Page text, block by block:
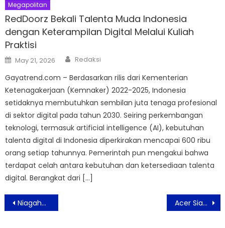
Megapolitan
RedDoorz Bekali Talenta Muda Indonesia
dengan Keterampilan Digital Melalui Kuliah
Praktisi
Posted
on
May 21, 2026 Author
Redaksi
Gayatrend.com – Berdasarkan rilis dari Kementerian
Ketenagakerjaan (Kemnaker) 2022-2025, Indonesia
setidaknya membutuhkan sembilan juta tenaga profesional
di sektor digital pada tahun 2030. Seiring perkembangan
teknologi, termasuk artificial intelligence (AI), kebutuhan
talenta digital di Indonesia diperkirakan mencapai 600 ribu
orang setiap tahunnya. Pemerintah pun mengakui bahwa
terdapat celah antara kebutuhan dan ketersediaan talenta
digital. Berangkat dari […]
Post
navigation
Niagahoster Virtual Career Fair, Ajak Jobseeker Memahami Dunia Kerja Era Digital Acer Siap Pecahkan Rekor MURI Predator Showtime 36H dengan Laptop Predator Helios 500